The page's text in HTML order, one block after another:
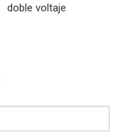
doble voltaje